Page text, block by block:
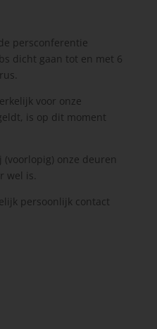
persconferentie
dicht gaan tot en met 6
voor onze
is op dit moment
onze deuren
wel is.
persoonlijk contact